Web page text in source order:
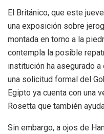
El Británico, que este
una exposición sobre
montada en torno a la
contempla la posible
institución ha asegurado
una solicitud formal del
Egipto ya cuenta con una
Rosetta que también
Sin embargo, a ojos de